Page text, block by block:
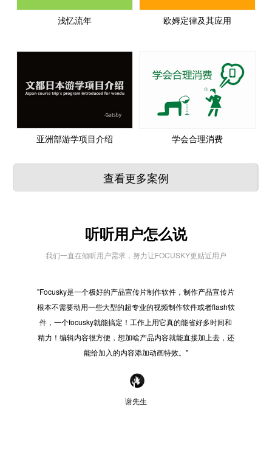
浅忆流年 欧姆定律及其应用
亚洲部游学项目介绍 学会合理消费
查看更多案例
听听用户怎么说
我们一直在倾听用户需求，努力让FOCUSKY更贴近用户
"Focusky是一个极好的产品宣传片制作软件，制作产品宣传片
根本不需要动用一些大型的超专业的视频制作软件或者flash软
件，一个focusky就能搞定！工作上用它真的能省好多时间和
精力！编辑内容很方便，想加啥产品内容就能直接加上去，还
能给加入的内容添加动画特效。"
谢先生